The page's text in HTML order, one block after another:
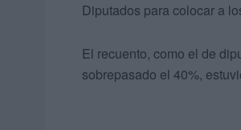
Diputados para colocar a
El recuento, como el de
sobrepasado el 40%,